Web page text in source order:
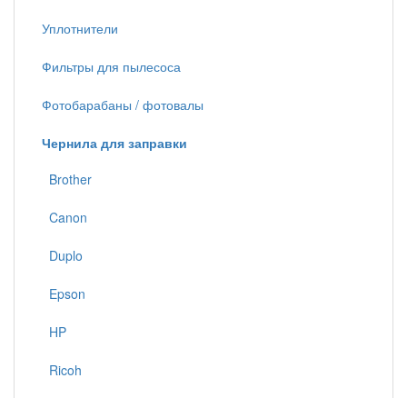
Уплотнители
Фильтры для пылесоса
Фотобарабаны / фотовалы
Чернила для заправки
Brother
Canon
Duplo
Epson
HP
Ricoh